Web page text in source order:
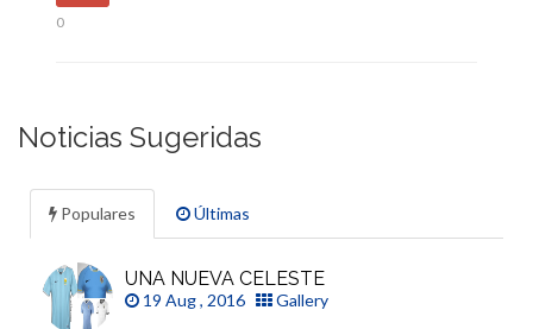
0
Noticias Sugeridas
Populares Últimas
UNA NUEVA CELESTE
19 Aug , 2016 Gallery